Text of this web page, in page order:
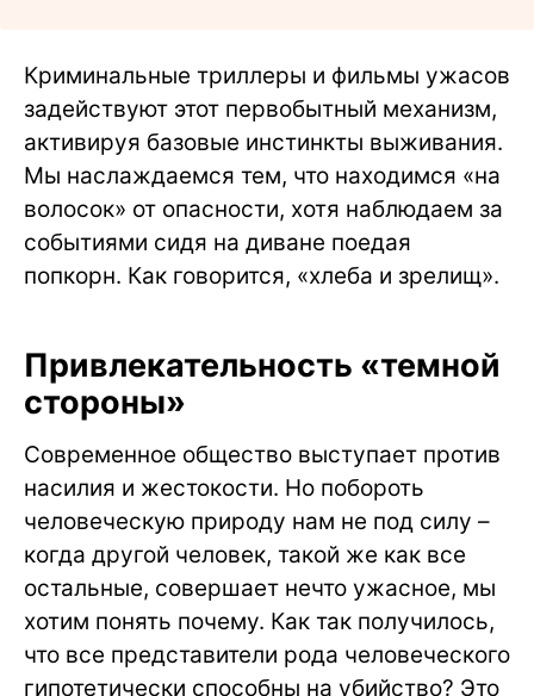
Криминальные триллеры и фильмы ужасов
задействуют этот первобытный механизм,
активируя базовые инстинкты выживания.
Мы наслаждаемся тем, что находимся «на
волосок» от опасности, хотя наблюдаем за
событиями сидя на диване поедая
попкорн. Как говорится, «хлеба и зрелищ».
Привлекательность «темной
стороны»
Современное общество выступает против
насилия и жестокости. Но побороть
человеческую природу нам не под силу –
когда другой человек, такой же как все
остальные, совершает нечто ужасное, мы
хотим понять почему. Как так получилось,
что все представители рода человеческого
гипотетически способны на убийство? Это